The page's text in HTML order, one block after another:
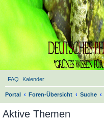
FAQ Kalender
Portal Foren-Übersicht Suche
Aktive Themen